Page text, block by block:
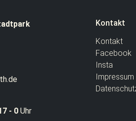
- 0 Uhr
Kontakt
Kontakt
Facebook
Insta
Impressum